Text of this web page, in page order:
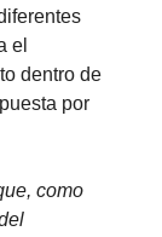
el
dentro de
por
como